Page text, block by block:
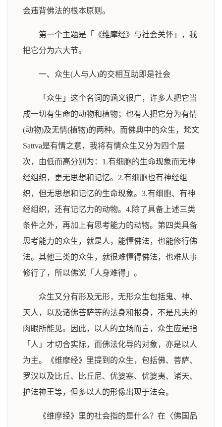
会违背佛法的根本原则。
第一个主题是「《维摩经》与社会关怀」，我
把它分为六大节。
一、众生(人与人)的交相互助即是社会
「众生」这个名词的涵义很广，许多人把它当
成一切有生命的动物和植物；也有人把它分为有情
(动物)及无情(植物)的两种。而佛典中的众生，梵文
Sattva是有情之意，我将有情众生又分为四个层
次，由低而高分别为：1.有细胞的生命现象而无神
经组织，更无思想和记忆。2.有细胞也有神经组
织，但无思想和记忆的生命现象。3.有细胞、有神
经组织，还有记忆力的动物。4.除了具备上述三类
条件之外，再加上有思考能力的动物。第四类具备
思考能力的众生，就是人，能懂佛法，也能修行佛
法。其他三类的众生，就很难懂得佛法，也难从事
修行了，所以佛说「人身难得」。
众生又分有形及无形，无形众生包括鬼、神、
天人，以及诸佛菩萨等的法身和报身，不是凡夫的
肉眼所能见。因此，以人的立场而言，众生应是指
「人」才切合实际，而佛法化导的对象，亦是以人
为主。《维摩经》里提到的众生，包括佛、菩萨、
罗汉以及比丘、比丘尼、优婆塞、优婆夷、诸天、
护法神王等，但多以人的形像出现于法会。
《维摩经》里的社会指的是什么？在〈佛国品